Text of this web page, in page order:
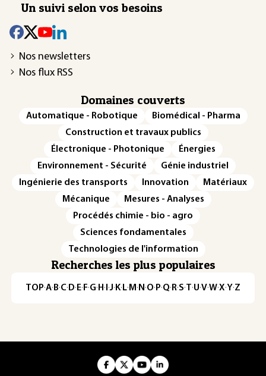
Un suivi selon vos besoins
Nos newsletters
Nos flux RSS
Domaines couverts
Automatique - Robotique
Biomédical - Pharma
Construction et travaux publics
Électronique - Photonique
Énergies
Environnement - Sécurité
Génie industriel
Ingénierie des transports
Innovation
Matériaux
Mécanique
Mesures - Analyses
Procédés chimie - bio - agro
Sciences fondamentales
Technologies de l'information
Recherches les plus populaires
TOP·A·B·C·D·E·F·G·H·I·J·K·L·M·N·O·P·Q·R·S·T·U·V·W·X·Y·Z